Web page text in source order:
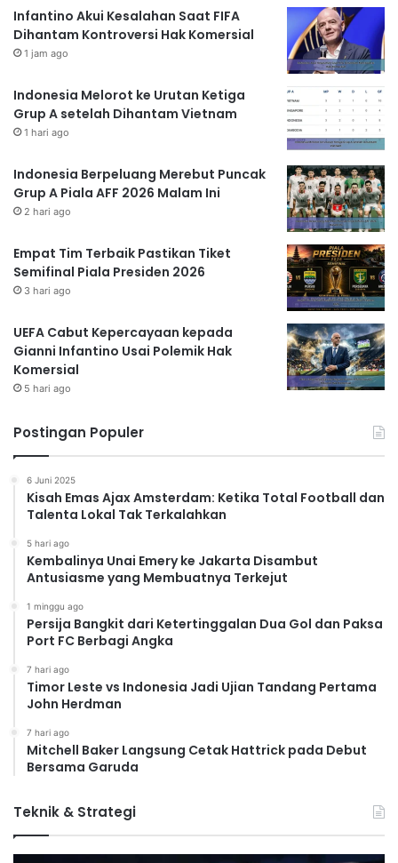
Infantino Akui Kesalahan Saat FIFA
Dihantam Kontroversi Hak Komersial
1 jam ago
Indonesia Melorot ke Urutan Ketiga
Grup A setelah Dihantam Vietnam
1 hari ago
Indonesia Berpeluang Merebut Puncak
Grup A Piala AFF 2026 Malam Ini
2 hari ago
Empat Tim Terbaik Pastikan Tiket
Semifinal Piala Presiden 2026
3 hari ago
UEFA Cabut Kepercayaan kepada
Gianni Infantino Usai Polemik Hak
Komersial
5 hari ago
Postingan Populer
6 Juni 2025
Kisah Emas Ajax Amsterdam: Ketika Total Football dan
Talenta Lokal Tak Terkalahkan
5 hari ago
Kembalinya Unai Emery ke Jakarta Disambut
Antusiasme yang Membuatnya Terkejut
1 minggu ago
Persija Bangkit dari Ketertinggalan Dua Gol dan Paksa
Port FC Berbagi Angka
7 hari ago
Timor Leste vs Indonesia Jadi Ujian Tandang Pertama
John Herdman
7 hari ago
Mitchell Baker Langsung Cetak Hattrick pada Debut
Bersama Garuda
Teknik & Strategi